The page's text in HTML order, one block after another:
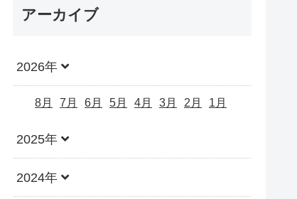
アーカイブ
2026年
8月 7月 6月 5月 4月 3月 2月 1月
2025年
2024年